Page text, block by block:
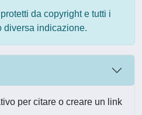
da copyright e tutti i
diversa indicazione.
per citare o creare un link